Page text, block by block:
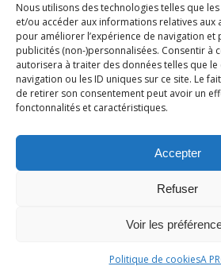
Nous utilisons des technologies telles que
et/ou accéder aux informations relatives aux
pour améliorer l’expérience de navigation et
publicités (non-)personnalisées. Consentir à
autorisera à traiter des données telles que
navigation ou les ID uniques sur ce site. Le
de retirer son consentement peut avoir un
fonctonnalités et caractéristiques.
Accepter
Refuser
Voir les
Politique de cookiesA
volley_ball
water-polo
MÉTA
Flux des commentaires
Copyright © 2026 | Thème